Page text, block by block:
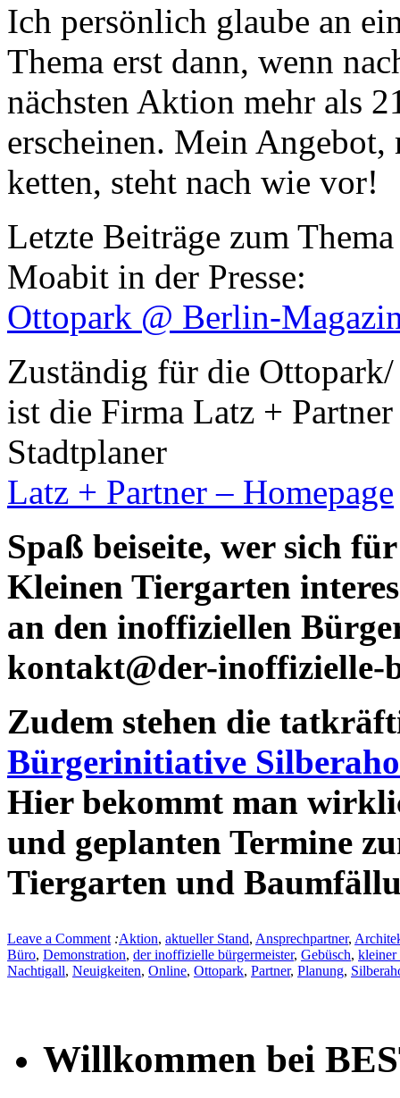
Ich persönlich glaube an
Thema erst dann, wenn
nächsten Aktion mehr als
erscheinen. Mein
ketten, steht nach wie vor!
Letzte Beiträge zum
Moabit in der Presse:
Ottopark @ Berlin-
Zuständig für die
ist die Firma Latz +
Stadtplaner
Latz + Partner – Homepage
Spaß beiseite, wer sich
Kleinen Tiergarten
an den inoffiziellen
kontakt@der-inoffizielle-
Zudem stehen die
Bürgerinitiative
Hier bekommt man
und geplanten Termine
Tiergarten und
Leave a Comment :Aktion, aktueller Stand, Ansprechpartner,
Büro, Demonstration, der inoffizielle bürgermeister, Gebüsch, kleiner
Nachtigall, Neuigkeiten, Online, Ottopark, Partner, Planung,
Willkommen bei